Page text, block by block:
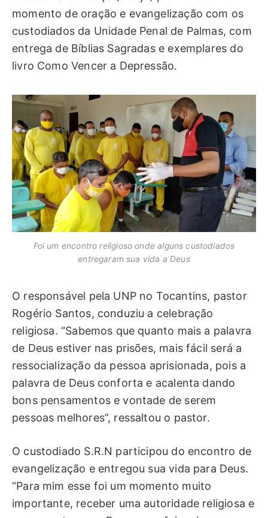
momento de oração e evangelização com os
custodiados da Unidade Penal de Palmas, com
entrega de Bíblias Sagradas e exemplares do
livro Como Vencer a Depressão.
Foi um encontro religioso onde alguns custodiados
entregaram sua vida a Deus
O responsável pela UNP no Tocantins, pastor
Rogério Santos, conduziu a celebração
religiosa. “Sabemos que quanto mais a palavra
de Deus estiver nas prisões, mais fácil será a
ressocialização da pessoa aprisionada, pois a
palavra de Deus conforta e acalenta dando
bons pensamentos e vontade de serem
pessoas melhores”, ressaltou o pastor.
O custodiado S.R.N participou do encontro de
evangelização e entregou sua vida para Deus.
“Para mim esse foi um momento muito
importante, receber uma autoridade religiosa e